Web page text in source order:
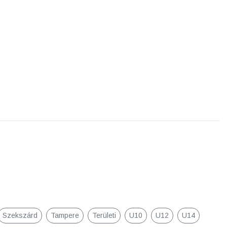
Szekszárd Tampere Területi U10 U12 U14